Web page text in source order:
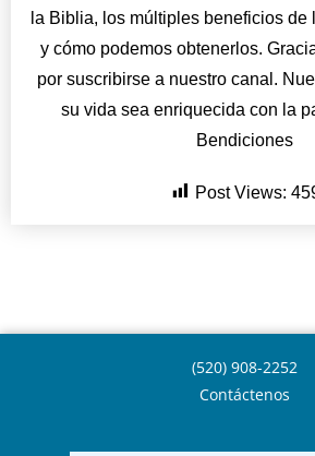
la Biblia, los múltiples beneficios de
y cómo podemos obtenerlos.
por suscribirse a nuestro canal.
su vida sea enriquecida con la
Bendiciones
Post Views:
(520) 908-2252
Contáctenos